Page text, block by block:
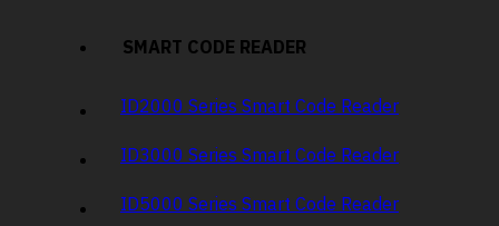
SMART CODE READER
ID2000 Series Smart Code Reader
ID3000 Series Smart Code Reader
ID5000 Series Smart Code Reader